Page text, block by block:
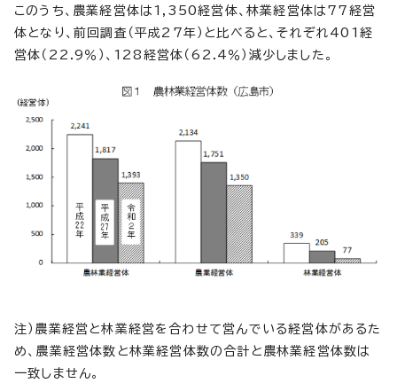
このうち、農業経営体は1,350経営体、林業経営体は77経営
体となり、前回調査（平成27年）と比べると、それぞれ401経
営体（22.9％）、128経営体（62.4％）減少しました。
注）農業経営と林業経営を合わせて営んでいる経営体があるた
め、農業経営体数と林業経営体数の合計と農林業経営体数は
一致しません。